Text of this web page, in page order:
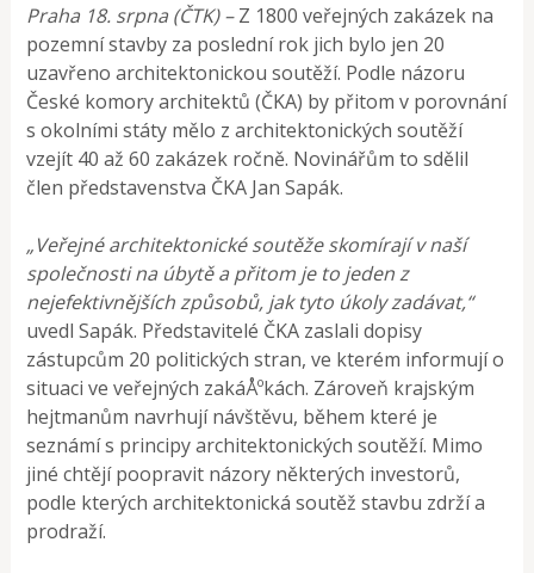
Praha 18. srpna (ČTK) –Z 1800 veřejných zakázek na
pozemní stavby za poslední rok jich bylo jen 20
uzavřeno architektonickou soutěží. Podle názoru
České komory architektů (ČKA) by přitom v porovnání
s okolními státy mělo z architektonických soutěží
vzejít 40 až 60 zakázek ročně. Novinářům to sdělil
člen představenstva ČKA Jan Sapák.
„Veřejné architektonické soutěže skomírají v naší
společnosti na úbytě a přitom je to jeden z
nejefektivnějších způsobů, jak tyto úkoly zadávat,“
uvedl Sapák. Představitelé ČKA zaslali dopisy
zástupcům 20 politických stran, ve kterém informují o
situaci ve veřejných zakáÅºkách. Zároveň krajským
hejtmanům navrhují návštěvu, během které je
seznámí s principy architektonických soutěží. Mimo
jiné chtějí poopravit názory některých investorů,
podle kterých architektonická soutěž stavbu zdrží a
prodraží.